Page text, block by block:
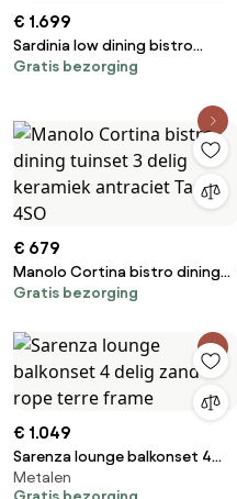
€ 1.699
Sardinia low dining bistro
diningset 3 delig keramiek latte
Gratis bezorging
€ 679
Manolo Cortina bistro dining
tuinset 3 delig keramiek
Gratis bezorging
€ 1.049
Sarenza lounge balkonset 4
delig zand rope terre frame
Metalen